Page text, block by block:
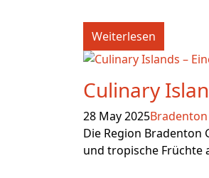
Weiterlesen
Culinary
28 May 2025
Die Region Bradenton
und tropische Früchte